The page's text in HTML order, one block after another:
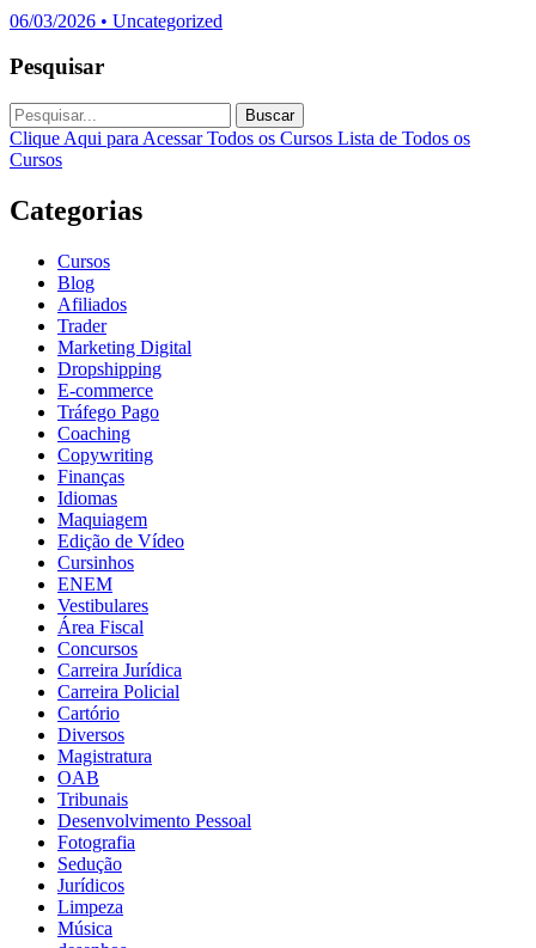
06/03/2026 • Uncategorized
Pesquisar
Buscar
Clique Aqui para Acessar Todos os Cursos Lista de Todos os
Cursos
Categorias
Cursos
Blog
Afiliados
Trader
Marketing Digital
Dropshipping
E-commerce
Tráfego Pago
Coaching
Copywriting
Finanças
Idiomas
Maquiagem
Edição de Vídeo
Cursinhos
ENEM
Vestibulares
Área Fiscal
Concursos
Carreira Jurídica
Carreira Policial
Cartório
Diversos
Magistratura
OAB
Tribunais
Desenvolvimento Pessoal
Fotografia
Sedução
Jurídicos
Limpeza
Música